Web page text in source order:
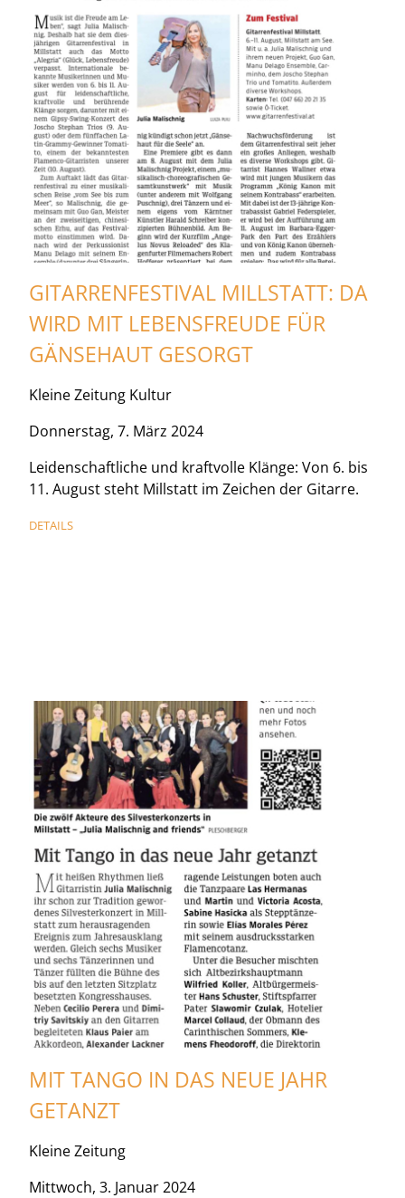
GITARRENFESTIVAL MILLSTATT: DA
WIRD MIT LEBENSFREUDE FÜR
GÄNSEHAUT GESORGT
Kleine Zeitung Kultur
Donnerstag, 7. März 2024
Leidenschaftliche und kraftvolle Klänge: Von 6. bis
11. August steht Millstatt im Zeichen der Gitarre.
DETAILS
MIT TANGO IN DAS NEUE JAHR
GETANZT
Kleine Zeitung
Mittwoch, 3. Januar 2024